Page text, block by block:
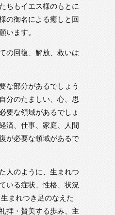
ちもイエス様のもとに
の御名による癒しと回
います。
の回復、解放、救いは
な部分があるでしょう
分のたましい、心、思
要な領域があるでしょ
済、仕事、家庭、人間
が必要な領域があるで
人のように、生まれつ
いる症状、性格、状況
まれつき足のなえた
拝・賛美する歩み、主